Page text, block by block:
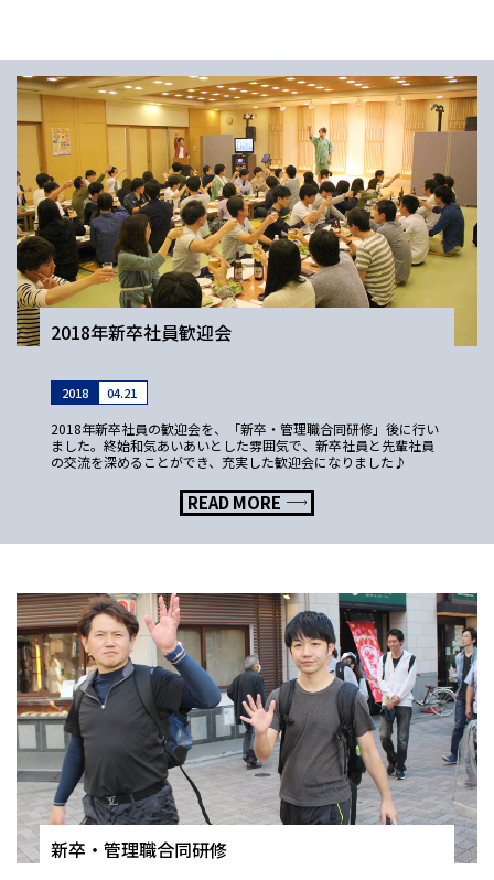
2018年新卒社員歓迎会
2018 04.21
2018年新卒社員の歓迎会を、「新卒・管理職合同研修」後に行い
ました。終始和気あいあいとした雰囲気で、新卒社員と先輩社員
の交流を深めることができ、充実した歓迎会になりました♪
READ MORE
新卒・管理職合同研修